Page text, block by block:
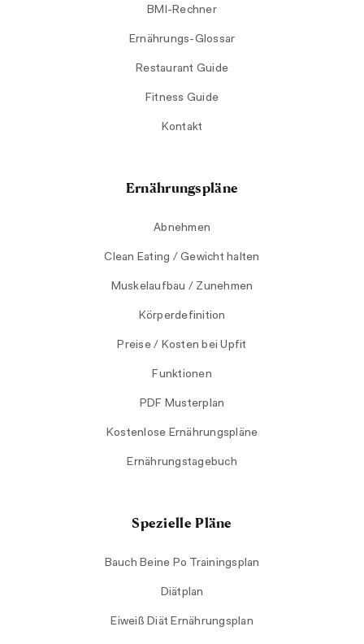
BMI-Rechner
Ernährungs-Glossar
Restaurant Guide
Fitness Guide
Kontakt
Ernährungspläne
Abnehmen
Clean Eating / Gewicht halten
Muskelaufbau / Zunehmen
Körperdefinition
Preise / Kosten bei Upfit
Funktionen
PDF Musterplan
Kostenlose Ernährungspläne
Ernährungstagebuch
Spezielle Pläne
Bauch Beine Po Trainingsplan
Diätplan
Eiweiß Diät Ernährungsplan